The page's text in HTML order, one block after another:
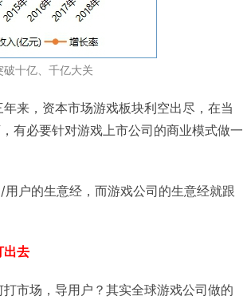
十亿、千亿大关
来，资本市场游戏板块利空出尽，在当
有必要针对游戏上市公司的商业模式做一
户的生意经，而游戏公司的生意经就跟
出去
市场，导用户？其实全球游戏公司做的